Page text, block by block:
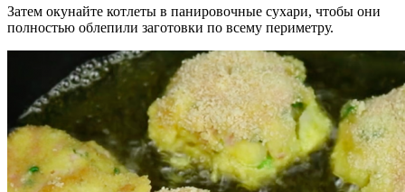
Затем окунайте котлеты в панировочные сухари, чтобы они
полностью облепили заготовки по всему периметру.